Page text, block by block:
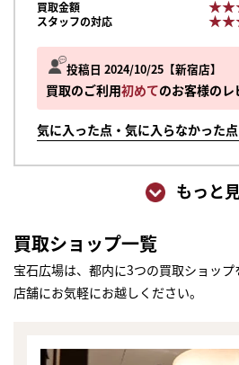
投稿日 2024/10/25 新宿店
買取のご利用初めてのお客様のレ
気に入った点・気に入らなかった点
買取金額
スタッフの対応
もっと
買取ショップ一覧
宝石広場は、都内に3つの買取ショッ
店舗にお気軽にお越しください。